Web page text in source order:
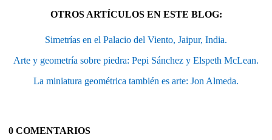
OTROS ARTÍCULOS EN ESTE BLOG:
Simetrías en el Palacio del Viento, Jaipur, India.
Arte y geometría sobre piedra: Pepi Sánchez y Elspeth McLean.
La miniatura geométrica también es arte: Jon Almeda.
0 COMENTARIOS